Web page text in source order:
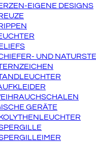
EIGENE DESIGNS
UND
GERÄTE